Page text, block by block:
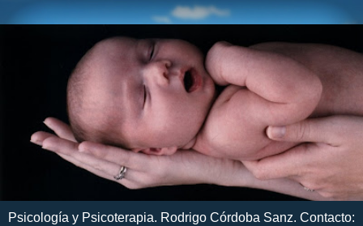
Psicología y Psicoterapia. Rodrigo Córdoba Sanz. Contacto: